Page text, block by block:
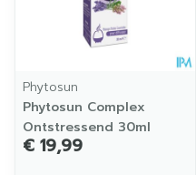
Phytosun
Phytosun Complex
Ontstressend 30ml
€ 19,99